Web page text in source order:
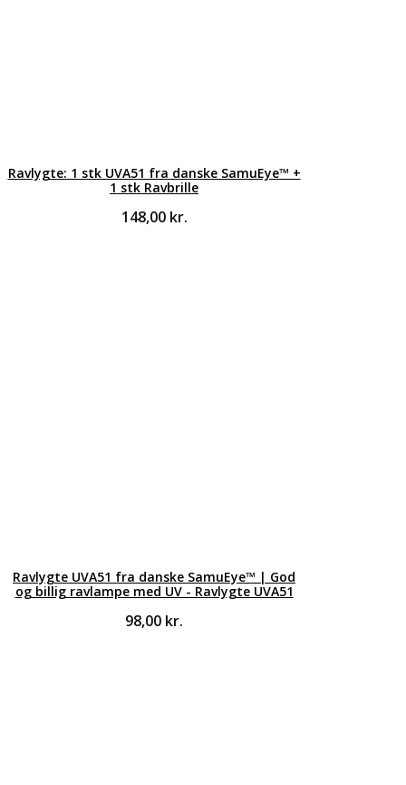
Ravlygte: 1 stk UVA51 fra danske SamuEye™ +
1 stk Ravbrille
148,00 kr.
Ravlygte UVA51 fra danske SamuEye™ | God
og billig ravlampe med UV - Ravlygte UVA51
98,00 kr.